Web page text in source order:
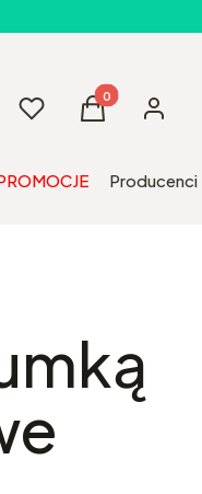
UlubioneProdukty w
Koszyk Zaloguj
Producenci